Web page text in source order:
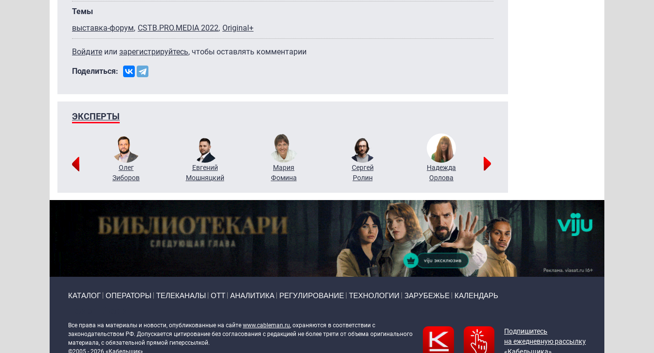
Темы
выставка-форум CSTB.PRO.MEDIA 2022 Original+
Войдите или зарегистрируйтесь, чтобы оставлять комментарии
Поделиться:
ЭКСПЕРТЫ
Олег
Зиборов
Евгений
Мошняцкий
Мария
Фомина
Сергей
Ролин
Надежда
Орлова
КАТАЛОГ ОПЕРАТОРЫ ТЕЛЕКАНАЛЫ ОТТ АНАЛИТИКА РЕГУЛИРОВАНИЕ ТЕХНОЛОГИИ ЗАРУБЕЖЬЕ КАЛЕНДАРЬ
Все права на материалы и новости, опубликованные на сайте www.cableman.ru, охраняются в соответствии с
законодательством РФ. Допускается цитирование без согласования с редакцией не более трети от объема оригинального
материала, с обязательной прямой гиперссылкой.
©2005 - 2026 «Кабельщик»
Подпишитесь
на ежедневную рассылку